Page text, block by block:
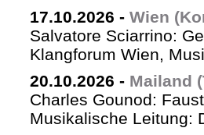
17.10.2026 - Wien
Salvatore Sciarrino:
Klangforum Wien,
20.10.2026 - Mailand
Charles Gounod:
Musikalische Leitung: